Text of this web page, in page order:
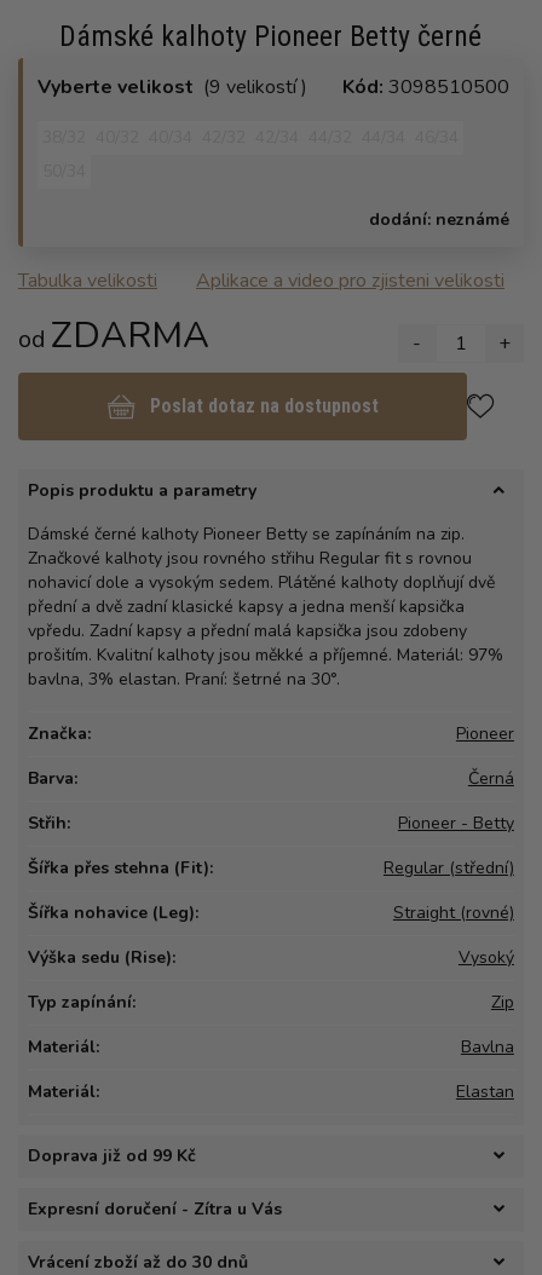
Dámské kalhoty Pioneer Betty černé
Vyberte velikost (9 velikostí ) Kód: 3098510500
dodání: neznámé
Tabulka velikosti Aplikace a video pro zjisteni velikosti
od ZDARMA - 1 +
Poslat dotaz na dostupnost
Popis produktu a parametry
Dámské černé kalhoty Pioneer Betty se zapínáním na zip.
Značkové kalhoty jsou rovného střihu Regular fit s rovnou
nohavicí dole a vysokým sedem. Plátěné kalhoty doplňují dvě
přední a dvě zadní klasické kapsy a jedna menší kapsička
vpředu. Zadní kapsy a přední malá kapsička jsou zdobeny
prošitím. Kvalitní kalhoty jsou měkké a příjemné. Materiál: 97%
bavlna, 3% elastan. Praní: šetrné na 30°.
Značka:
Pioneer
Barva:
Černá
Střih:
Pioneer - Betty
Šířka přes stehna (Fit):
Regular (střední)
Šířka nohavice (Leg):
Straight (rovné)
Výška sedu (Rise):
Vysoký
Typ zapínání:
Zip
Materiál:
Bavlna
Materiál:
Elastan
Doprava již od 99 Kč
Expresní doručení - Zítra u Vás
Vrácení zboží až do 30 dnů